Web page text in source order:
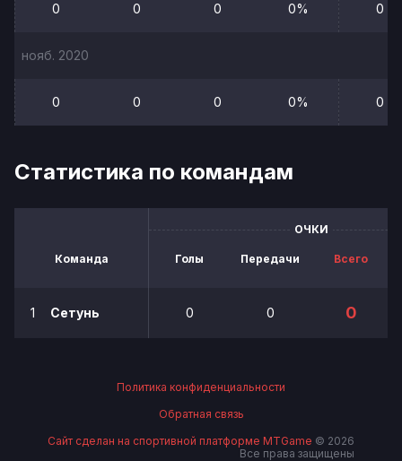
0 0 0 0% 0
нояб. 2020
0 0 0 0% 0
Статистика по командам
Команда
ОЧКИ
Голы Передачи Всего
1 Сетунь 0 0 0
Политика конфиденциальности
Обратная связь
Сайт сделан на спортивной платформе MTGame © 2026
Все права защищены